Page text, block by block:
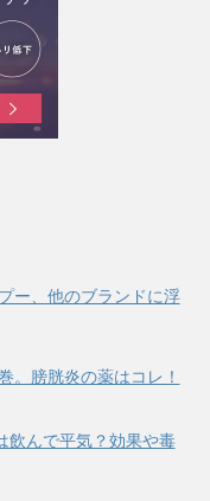
ー、他のブランドに浮
。膀胱炎の薬はコレ！
飲んで平気？効果や毒